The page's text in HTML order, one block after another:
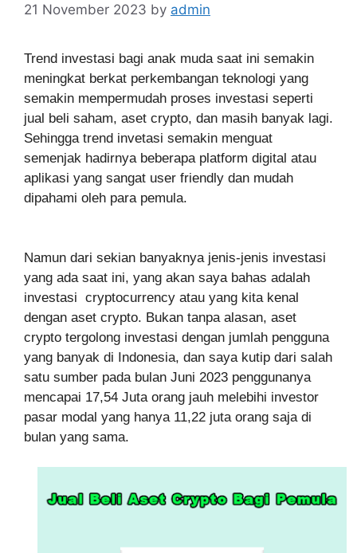
21 November 2023 by admin
Trend investasi bagi anak muda saat ini semakin
meningkat berkat perkembangan teknologi yang
semakin mempermudah proses investasi seperti
jual beli saham, aset crypto, dan masih banyak lagi.
Sehingga trend invetasi semakin menguat
semenjak hadirnya beberapa platform digital atau
aplikasi yang sangat user friendly dan mudah
dipahami oleh para pemula.
Namun dari sekian banyaknya jenis-jenis investasi
yang ada saat ini, yang akan saya bahas adalah
investasi cryptocurrency atau yang kita kenal
dengan aset crypto. Bukan tanpa alasan, aset
crypto tergolong investasi dengan jumlah pengguna
yang banyak di Indonesia, dan saya kutip dari salah
satu sumber pada bulan Juni 2023 penggunanya
mencapai 17,54 Juta orang jauh melebihi investor
pasar modal yang hanya 11,22 juta orang saja di
bulan yang sama.